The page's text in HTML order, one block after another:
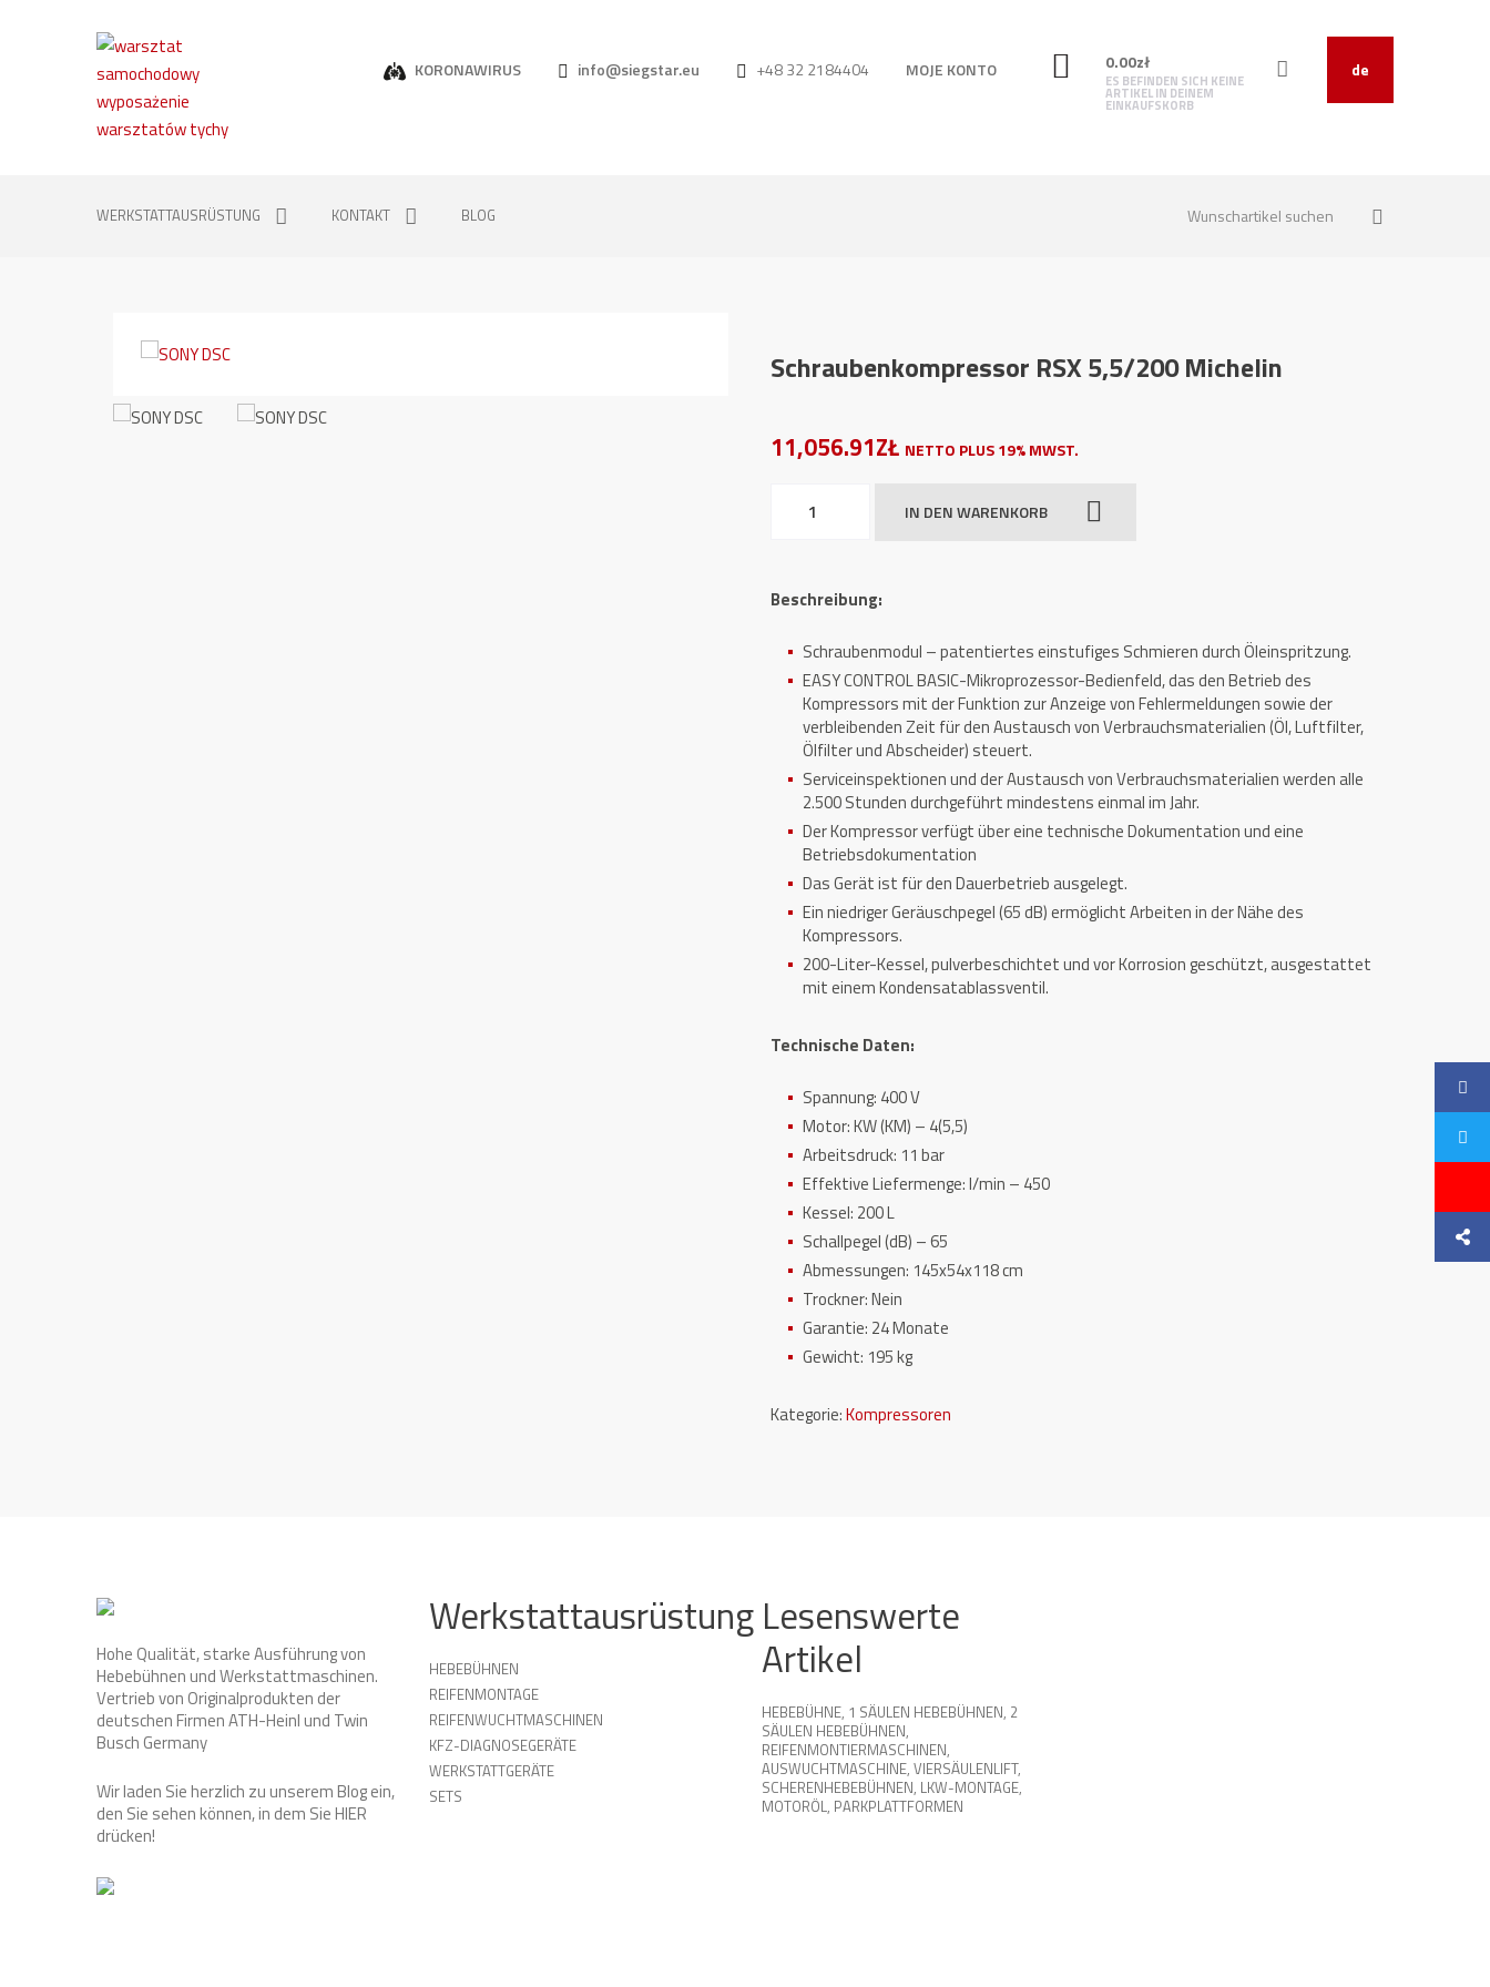
KORONAWIRUS info@siegstar.eu +48 32 2184404 MOJE KONTO de
0.00zł
ES BEFINDEN SICH KEINE
ARTIKEL IN DEINEM
EINKAUFSKORB
WERKSTATTAUSRÜSTUNG KONTAKT BLOG
Schraubenkompressor RSX 5,5/200 Michelin
11,056.91ZŁ NETTO PLUS 19% MWST.
Menge
IN DEN WARENKORB
Beschreibung:
Schraubenmodul – patentiertes einstufiges Schmieren durch Öleinspritzung.
EASY CONTROL BASIC-Mikroprozessor-Bedienfeld, das den Betrieb des
Kompressors mit der Funktion zur Anzeige von Fehlermeldungen sowie der
verbleibenden Zeit für den Austausch von Verbrauchsmaterialien (Öl, Luftfilter,
Ölfilter und Abscheider) steuert.
Serviceinspektionen und der Austausch von Verbrauchsmaterialien werden alle
2.500 Stunden durchgeführtmindestens einmal im Jahr.
Der Kompressor verfügt über eine technische Dokumentation und eine
Betriebsdokumentation
Das Gerät ist für den Dauerbetrieb ausgelegt.
Ein niedriger Geräuschpegel (65 dB) ermöglicht Arbeiten in der Nähe des
Kompressors.
200-Liter-Kessel, pulverbeschichtet und vor Korrosion geschützt, ausgestattet
mit einem Kondensatablassventil.
Technische Daten:
Spannung: 400 V
Motor: KW (KM) – 4(5,5)
Arbeitsdruck: 11 bar
Effektive Liefermenge: l/min – 450
Kessel: 200 L
Schallpegel (dB) – 65
Abmessungen: 145x54x118 cm
Trockner:Nein
Garantie: 24 Monate
Gewicht: 195 kg
Kategorie:Kompressoren
Hohe Qualität, starke Ausführung von
Hebebühnen und Werkstattmaschinen.
Vertrieb von Originalprodukten der
deutschen Firmen ATH-Heinl und Twin
Busch Germany
Wir laden Sie herzlich zu unserem Blog ein,
den Sie sehen können, in dem SieHIER
drücken!
Werkstattausrüstung
HEBEBÜHNEN
REIFENMONTAGE
REIFENWUCHTMASCHINEN
KFZ-DIAGNOSEGERÄTE
WERKSTATTGERÄTE
SETS
Lesenswerte
Artikel
HEBEBÜHNE, 1 SÄULEN HEBEBÜHNEN, 2
SÄULEN HEBEBÜHNEN,
REIFENMONTIERMASCHINEN,
AUSWUCHTMASCHINE, VIERSÄULENLIFT,
SCHERENHEBEBÜHNEN, LKW-MONTAGE,
MOTORÖL, PARKPLATTFORMEN